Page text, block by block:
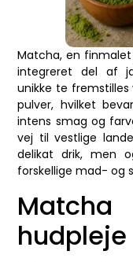
Matcha, en
integreret del af
unikke te
pulver, hvilket
intens smag og
vej til vestlige
delikat drik, men
forskellige mad- og
hudpleje